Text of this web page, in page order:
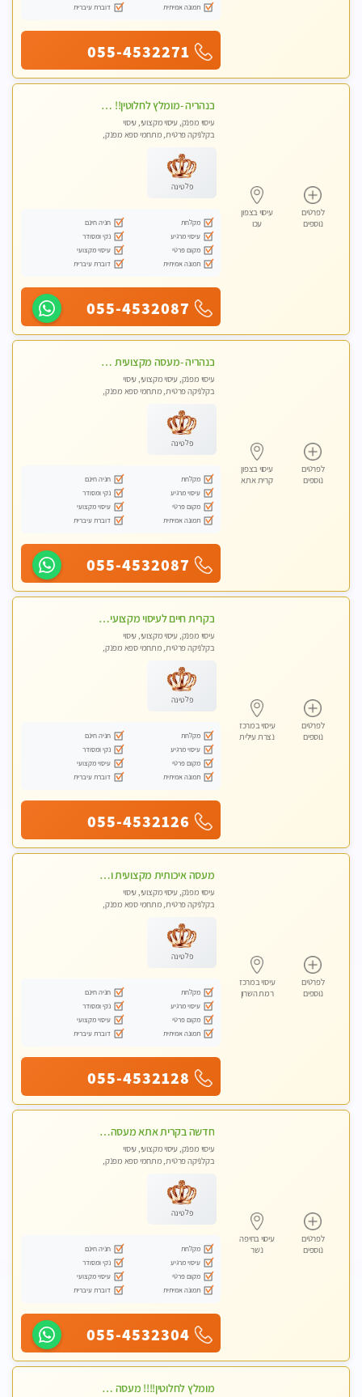
תמונה אמיתית דוברת עיברית
055-4532271
לפרטים
נוספים
עיסוי בצפון
עכו
בנהריה -מומלץ לחלוטין!! מעסה יפה איכותית מקצועית ומפנקת מאוד פרטי מומלץ בחום
עיסוי מפנק, עיסוי מקצועי, עיסוי
בקלניקה פרטית, מתחמי ספא מפנק,
פלטינה
מקלחת
חניה חינם
עיסוי מרגיע
נקי ומסודר
מקום פרטי
עיסוי מקצועי
תמונה אמיתית
דוברת עיברית
055-4532087
לפרטים
נוספים
עיסוי בצפון
קרית אתא
בנהריה -מעסה מקצועית צעירה ואיכותית לעיסוי מרגיע ומפנק VIP-מומלץ לחלוטין! פרטי! ​​​​​​ Highly recommended
עיסוי מפנק, עיסוי מקצועי, עיסוי
בקלניקה פרטית, מתחמי ספא מפנק,
פלטינה
מקלחת
חניה חינם
עיסוי מרגיע
נקי ומסודר
מקום פרטי
עיסוי מקצועי
תמונה אמיתית
דוברת עיברית
055-4532087
לפרטים
נוספים
עיסוי במרכז
נצרת עילית
בקרית חיים לעיסוי מקצועי ואיכותי מומלץ
עיסוי מפנק, עיסוי מקצועי, עיסוי
בקלניקה פרטית, מתחמי ספא מפנק,
פלטינה
מקלחת
חניה חינם
עיסוי מרגיע
נקי ומסודר
מקום פרטי
עיסוי מקצועי
תמונה אמיתית
דוברת עיברית
055-4532126
לפרטים
נוספים
עיסוי במרכז
רמת השרון
מעסה איכותית מקצועית ומפנקת מאוד במרכז הרצליה
עיסוי מפנק, עיסוי מקצועי, עיסוי
בקלניקה פרטית, מתחמי ספא מפנק,
פלטינה
מקלחת
חניה חינם
עיסוי מרגיע
נקי ומסודר
מקום פרטי
עיסוי מקצועי
תמונה אמיתית
דוברת עיברית
055-4532128
לפרטים
נוספים
עיסוי בחיפה
נשר
חדשה בקרית אתא מעסה איכותית מקצועית ומפנקת. ללא מין
עיסוי מפנק, עיסוי מקצועי, עיסוי
בקלניקה פרטית, מתחמי ספא מפנק,
פלטינה
מקלחת
חניה חינם
עיסוי מרגיע
נקי ומסודר
מקום פרטי
עיסוי מקצועי
תמונה אמיתית
דוברת עיברית
055-4532304
מומלץ לחלוטין!!!! מעסה מקצועית מהממת ואיכותית פרטי!!!לזוגות +לבית המלון - ללא מין !!